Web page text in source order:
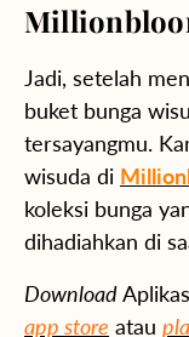
Jadi, setelah
buket bunga
tersayangmu.
wisuda di
koleksi bunga
dihadiahkan di
Download
app store atau